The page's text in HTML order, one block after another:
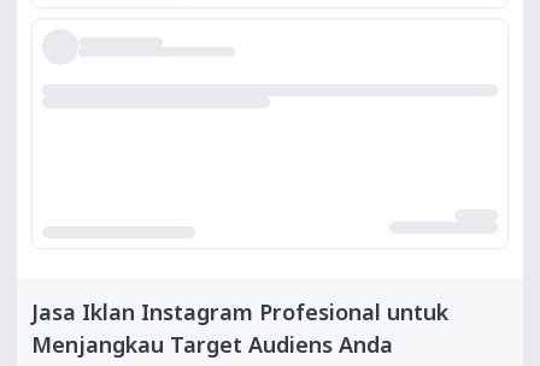
Jasa Iklan Instagram Profesional untuk
Menjangkau Target Audiens Anda